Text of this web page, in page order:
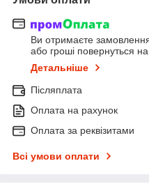
Ви отримаєте
або гроші повернуться
Детальніше
Післяплата
Оплата на рахунок
Оплата за реквізитами
Всі умови оплати